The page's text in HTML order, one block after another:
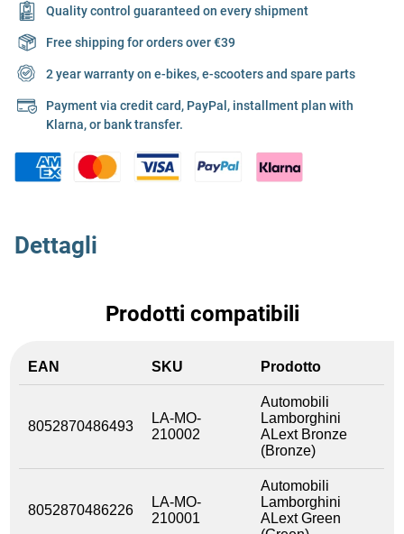
Quality control guaranteed on every shipment
Free shipping for orders over €39
2 year warranty on e-bikes, e-scooters and spare parts
Payment via credit card, PayPal, installment plan with
Klarna, or bank transfer.
Dettagli
Prodotti compatibili
EAN SKU Prodotto
8052870486493
LA-MO-
210002
Automobili
Lamborghini
ALext Bronze
(Bronze)
8052870486226
LA-MO-
210001
Automobili
Lamborghini
ALext Green